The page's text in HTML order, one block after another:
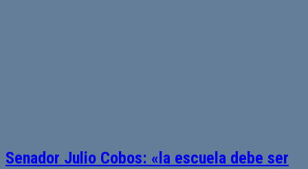
Senador Julio Cobos: «la escuela debe ser